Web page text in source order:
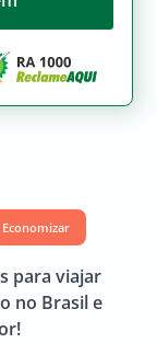
Economizar
para viajar
no Brasil e